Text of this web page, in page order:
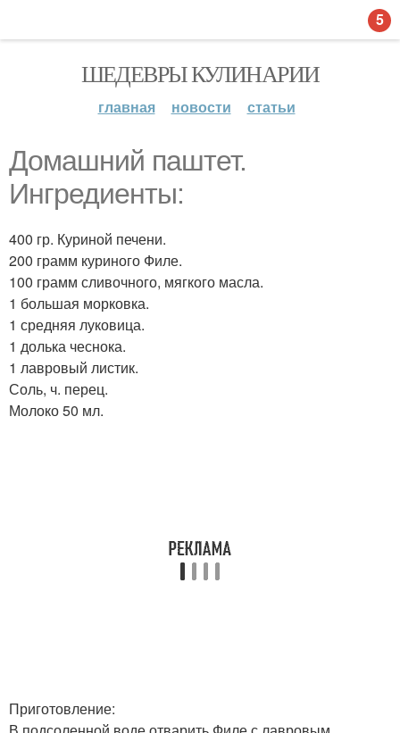
ШЕДЕВРЫ КУЛИНАРИИ
главная новости статьи
Домашний паштет.
Ингредиенты:
400 гр. Куриной печени.
200 грамм куриного Филе.
100 грамм сливочного, мягкого масла.
1 большая морковка.
1 средняя луковица.
1 долька чеснока.
1 лавровый листик.
Соль, ч. перец.
Молоко 50 мл.
Приготовление:
5